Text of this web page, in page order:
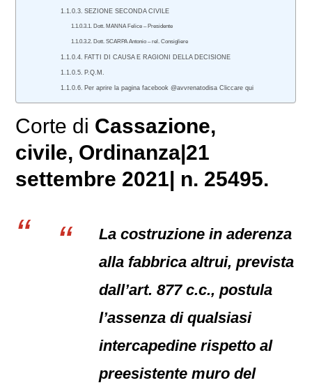
SEZIONE SECONDA CIVILE
Dott. MANNA Felice – Presidente
Dott. SCARPA Antonio – rel. Consigliere
FATTI DI CAUSA E RAGIONI DELLA DECISIONE
P.Q.M.
Per aprire la pagina facebook @avvrenatodisa Cliccare qui
Corte di Cassazione,
civile, Ordinanza|21
settembre 2021| n. 25495.
La costruzione in aderenza
alla fabbrica altrui, prevista
dall’art. 877 c.c., postula
l’assenza di qualsiasi
intercapedine rispetto al
preesistente muro del